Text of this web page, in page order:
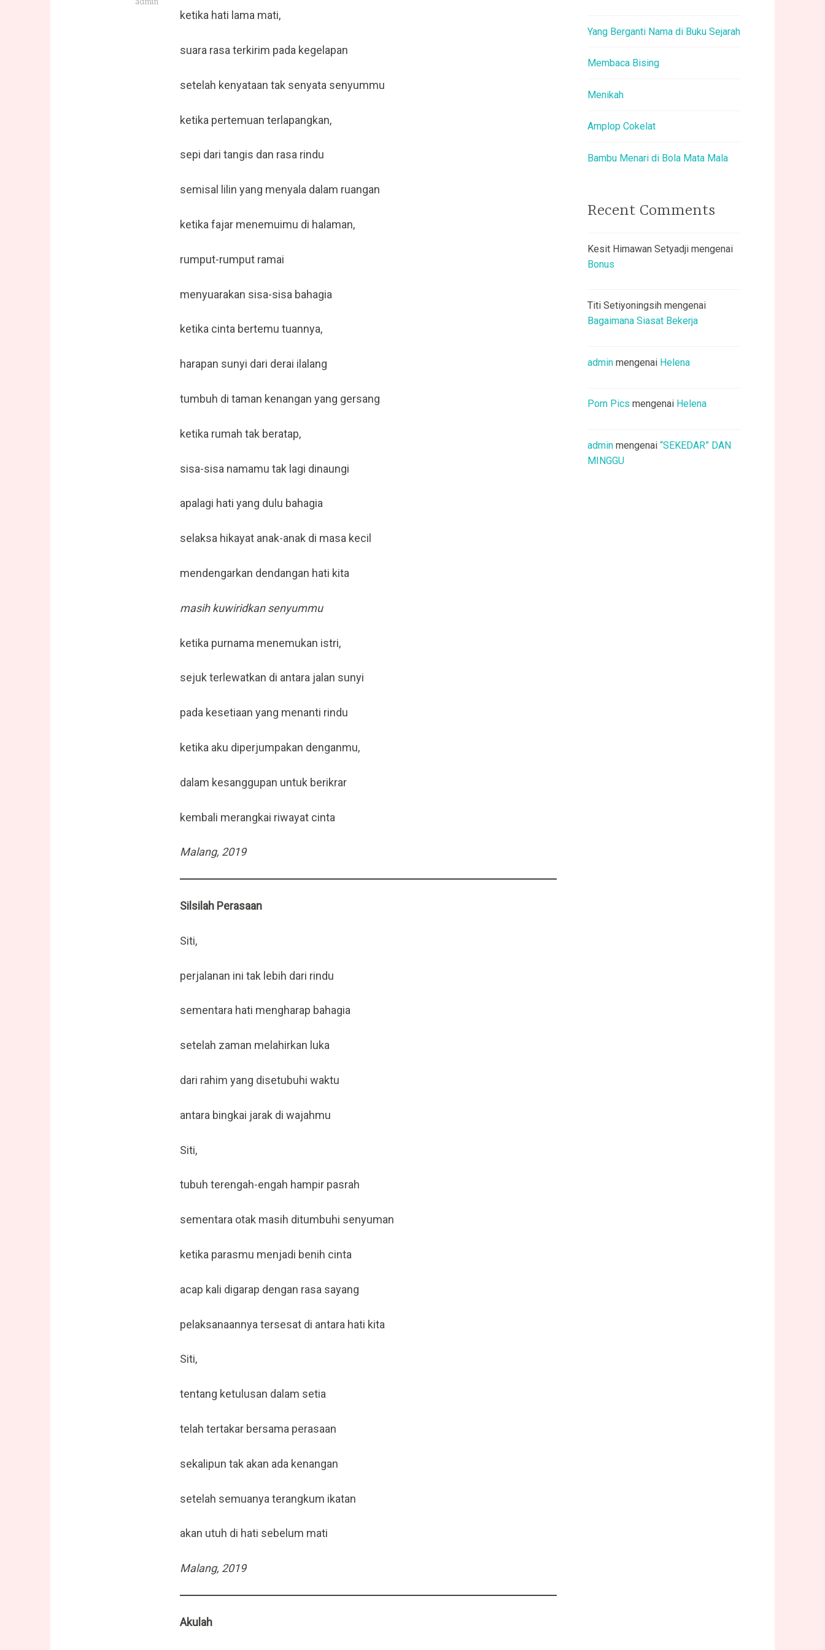
ketika hati lama mati,
suara rasa terkirim pada kegelapan
setelah kenyataan tak senyata senyummu
ketika pertemuan terlapangkan,
sepi dari tangis dan rasa rindu
semisal lilin yang menyala dalam ruangan
ketika fajar menemuimu di halaman,
rumput-rumput ramai
menyuarakan sisa-sisa bahagia
ketika cinta bertemu tuannya,
harapan sunyi dari derai ilalang
tumbuh di taman kenangan yang gersang
ketika rumah tak beratap,
sisa-sisa namamu tak lagi dinaungi
apalagi hati yang dulu bahagia
selaksa hikayat anak-anak di masa kecil
mendengarkan dendangan hati kita
masih kuwiridkan senyummu
ketika purnama menemukan istri,
sejuk terlewatkan di antara jalan sunyi
pada kesetiaan yang menanti rindu
ketika aku diperjumpakan denganmu,
dalam kesanggupan untuk berikrar
kembali merangkai riwayat cinta
Malang, 2019
Silsilah Perasaan
Siti,
perjalanan ini tak lebih dari rindu
sementara hati mengharap bahagia
setelah zaman melahirkan luka
dari rahim yang disetubuhi waktu
antara bingkai jarak di wajahmu
Siti,
tubuh terengah-engah hampir pasrah
sementara otak masih ditumbuhi senyuman
ketika parasmu menjadi benih cinta
acap kali digarap dengan rasa sayang
pelaksanaannya tersesat di antara hati kita
Siti,
tentang ketulusan dalam setia
telah tertakar bersama perasaan
sekalipun tak akan ada kenangan
setelah semuanya terangkum ikatan
akan utuh di hati sebelum mati
Malang, 2019
Akulah
Yang Berganti Nama di Buku Sejarah
Membaca Bising
Menikah
Amplop Cokelat
Bambu Menari di Bola Mata Mala
Recent Comments
Kesit Himawan Setyadji mengenai
Bonus
Titi Setiyoningsih mengenai
Bagaimana Siasat Bekerja
admin mengenai Helena
Porn Pics mengenai Helena
admin mengenai “SEKEDAR” DAN
MINGGU